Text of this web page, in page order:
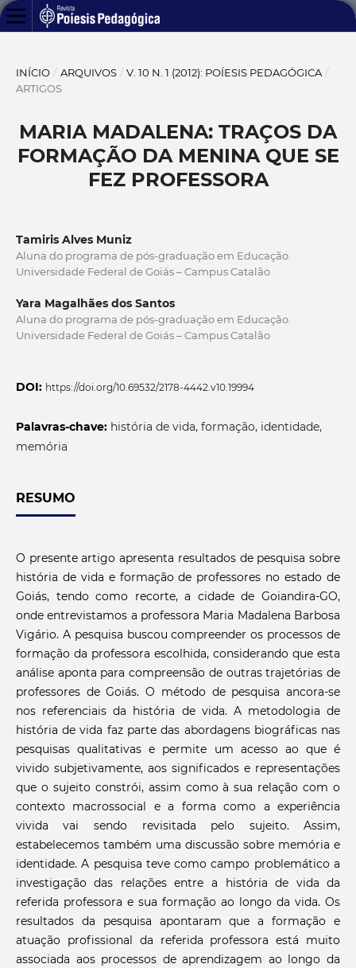
INÍCIO / ARQUIVOS / V. 10 N. 1 (2012): POÍESIS PEDAGÓGICA /
ARTIGOS
MARIA MADALENA: TRAÇOS DA
FORMAÇÃO DA MENINA QUE SE
FEZ PROFESSORA
Tamiris Alves Muniz
Aluna do programa de pós-graduação em Educação.
Universidade Federal de Goiás – Campus Catalão
Yara Magalhães dos Santos
Aluna do programa de pós-graduação em Educação.
Universidade Federal de Goiás – Campus Catalão
DOI: https://doi.org/10.69532/2178-4442.v10.19994
Palavras-chave: história de vida, formação, identidade,
memória
RESUMO
O presente artigo apresenta resultados de pesquisa sobre
história de vida e formação de professores no estado de
Goiás, tendo como recorte, a cidade de Goiandira-GO,
onde entrevistamos a professora Maria Madalena Barbosa
Vigário. A pesquisa buscou compreender os processos de
formação da professora escolhida, considerando que esta
análise aponta para compreensão de outras trajetórias de
professores de Goiás. O método de pesquisa ancora-se
nos referenciais da história de vida. A metodologia de
história de vida faz parte das abordagens biográficas nas
pesquisas qualitativas e permite um acesso ao que é
vivido subjetivamente, aos significados e representações
que o sujeito constrói, assim como à sua relação com o
contexto macrossocial e a forma como a experiência
vivida vai sendo revisitada pelo sujeito. Assim,
estabelecemos também uma discussão sobre memória e
identidade. A pesquisa teve como campo problemático a
investigação das relações entre a história de vida da
referida professora e sua formação ao longo da vida. Os
resultados da pesquisa apontaram que a formação e
atuação profissional da referida professora está muito
associada aos processos de aprendizagem ao longo da